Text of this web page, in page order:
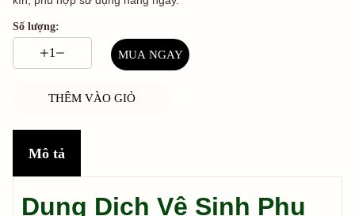
Số lượng:
MUA NGAY
THÊM VÀO GIỎ
Mô tả
Dung Dịch Vệ Sinh Phụ